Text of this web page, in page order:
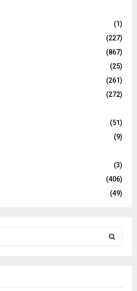
(1)
(227)
(867)
(25)
(261)
(272)
(51)
(9)
(3)
(406)
(49)